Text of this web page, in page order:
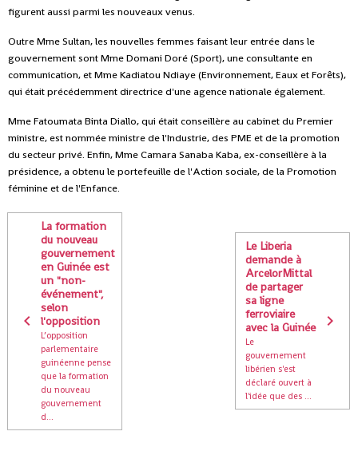
figurent aussi parmi les nouveaux venus.
Outre Mme Sultan, les nouvelles femmes faisant leur entrée dans le
gouvernement sont Mme Domani Doré (Sport), une consultante en
communication, et Mme Kadiatou Ndiaye (Environnement, Eaux et Forêts),
qui était précédemment directrice d'une agence nationale également.
Mme Fatoumata Binta Diallo, qui était conseillère au cabinet du Premier
ministre, est nommée ministre de l'Industrie, des PME et de la promotion
du secteur privé. Enfin, Mme Camara Sanaba Kaba, ex-conseillère à la
présidence, a obtenu le portefeuille de l'Action sociale, de la Promotion
féminine et de l'Enfance.
La formation
du nouveau
gouvernement
en Guinée est
un "non-
événement",
selon
l'opposition
L’opposition
parlementaire
guinéenne pense
que la formation
du nouveau
gouvernement
d...
Le Liberia
demande à
ArcelorMittal
de partager
sa ligne
ferroviaire
avec la Guinée
Le
gouvernement
libérien s'est
déclaré ouvert à
l'idée que des ...